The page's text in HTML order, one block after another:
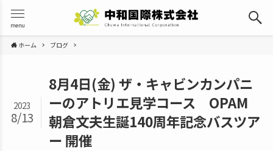
menu
ホーム ブログ
8月4日(金) ザ・キャビンカンパニ
ーのアトリエ見学コース OPAM
朝倉文夫生誕140周年記念バスツア
ー 開催
2023
8/13